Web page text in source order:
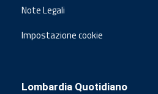
Note Legali
Impostazione cookie
Lombardia Quotidiano